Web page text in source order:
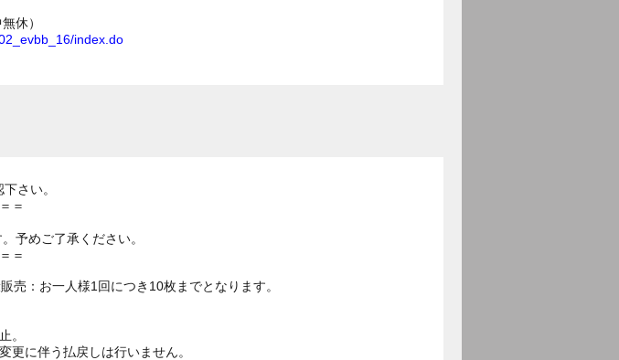
休）
index.do
さい。
＝
予めご了承ください。
＝
：お一人様1回につき10枚までとなります。
。
に伴う払戻しは行いません。